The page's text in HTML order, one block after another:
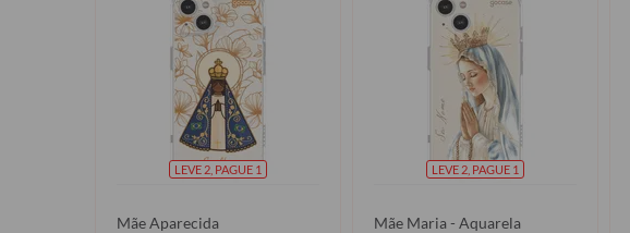
LEVE 2, PAGUE 1
Mãe Aparecida
LEVE 2, PAGUE 1
Mãe Maria - Aquarela